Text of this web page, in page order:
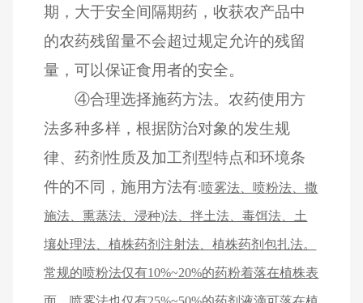
期，大于安全间隔期药，收获农产品中
的农药残留量不会超过规定允许的残留
量，可以保证食用者的安全。
④合理选择施药方法。农药使用方
法多种多样，根据防治对象的发生规
律、药剂性质及加工剂型特点和环境条
件的不同，施用方法有:喷雾法、喷粉法、撒
施法、熏蒸法、浸种)法、拌土法、毒饵法、土
壤处理法、植株药剂注射法、植株药剂包扎法。
常规的喷粉法仅有10%~20%的药粉着落在植株表